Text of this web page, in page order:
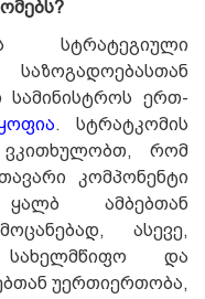
სტრატეგიული
სამინისტროს ერთ-
. სტრატკომის
რომ
კომპონენტი
ამბებთან
ასევე,
სახელმწიფო და
უერთიერთობა,